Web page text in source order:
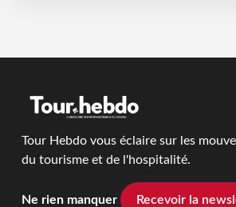
Tour Hebdo vous éclaire sur les
du tourisme et de l'hospitalité.
Ne rien manquer Recevoir la